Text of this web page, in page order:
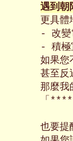
遇到朝
更具
- 改變
- 積極
如果
甚至
那麼
「
也要